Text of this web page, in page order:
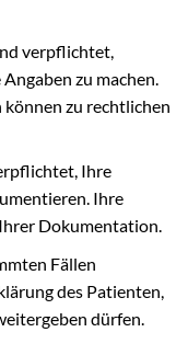
verpflichtet,
zu machen.
zu rechtlichen
Ihre
Ihre
Dokumentation.
Fällen
des Patienten,
dürfen.